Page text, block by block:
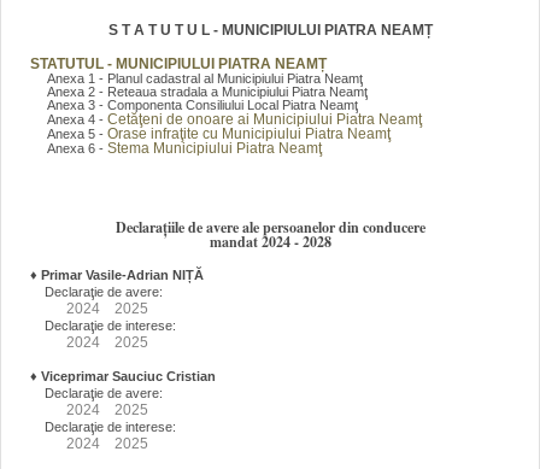
S T A T U T U L - MUNICIPIULUI PIATRA NEAMȚ
STATUTUL - MUNICIPIULUI PIATRA NEAMȚ
Anexa 1 - Planul cadastral al Municipiului Piatra Neamţ
Anexa 2 - Reteaua stradala a Municipiului Piatra Neamţ
Anexa 3 - Componenta Consiliului Local Piatra Neamţ
Anexa 4 - Cetăţeni de onoare ai Municipiului Piatra Neamţ
Anexa 5 - Orase infraţite cu Municipiului Piatra Neamţ
Anexa 6 - Stema Municipiului Piatra Neamţ
Declarațiile de avere ale persoanelor din conducere
mandat 2024 - 2028
♦ Primar Vasile-Adrian NIȚĂ
Declaraţie de avere:
2024 2025
Declaraţie de interese:
2024 2025
♦ Viceprimar Sauciuc Cristian
Declaraţie de avere:
2024 2025
Declaraţie de interese:
2024 2025